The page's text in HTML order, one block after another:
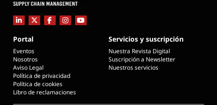
Portal
Eventos
Nosotros
Aviso Legal
Política de privacidad
Política de cookies
Libro de reclamaciones
Servicios y suscripción
Nuestra Revista Digital
Suscripción a Newsletter
Nuestros servicios